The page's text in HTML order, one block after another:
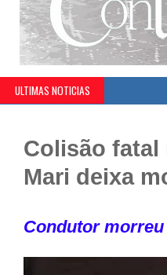
ULTIMAS NOTICIAS
Colisão fatal
Mari deixa
Condutor